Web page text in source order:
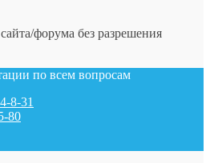
форума без разрешения
по всем вопросам
8-31
80